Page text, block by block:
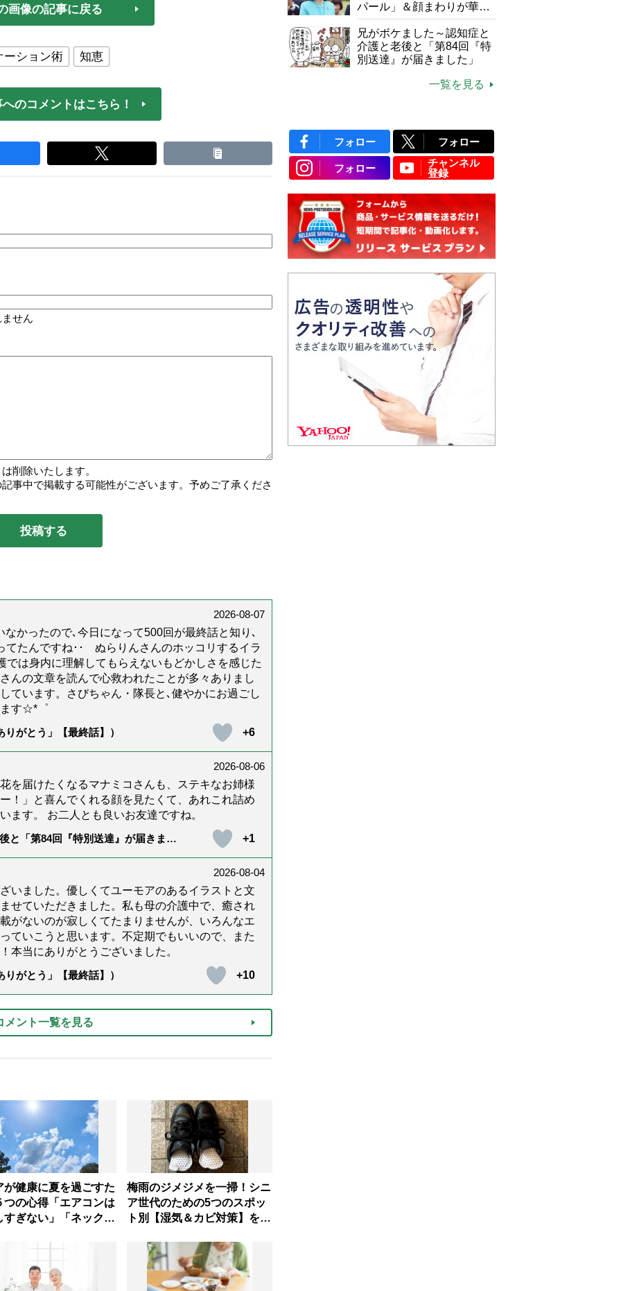
画像の記事に戻る
ーション術 知恵
のコメントはこちら！
せん
削除いたします。
事中で掲載する可能性がございます。予めご了承くださ
2026-08-07
かったので､今日になって500回が最終話と知り､
たんですね･･ ぬらりんさんのホッコリするイラ
は身内に理解してもらえないもどかしさを感じた
んの文章を読んで心救われたことが多々ありまし
ています。さびちゃん・隊長と､健やかにお過ごし
ます☆*゜
がとう」【最終話】）
+6
2026-08-06
を届けたくなるマナミコさんも、ステキなお姉様
！」と喜んでくれる顔を見たくて、あれこれ詰め
ます。 お二人とも良いお友達ですね。
と「第84回『特別送達』が届きまし
+1
2026-08-04
いました。優しくてユーモアのあるイラストと文
せていただきました。私も母の介護中で、癒され
がないのが寂しくてたまりませんが、いろんなエ
ていこうと思います。不定期でもいいので、また
本当にありがとうございました。
がとう」【最終話】）
+10
メント一覧を見る
が健康に夏を過ごすた
つの心得「エアコンは
すぎない」「ネックリ
節約＆家事アドバイザ
梅雨のジメジメを一掃！シニ
ア世代のための5つのスポッ
ト別【湿気＆カビ対策】を家
パール」＆顔まわりが華や
ぐ「揺れる一粒」の使い分
け方
兄がボケました～認知症と
介護と老後と「第84回『特
別送達』が届きました」
一覧を見る
フォロー フォロー
フォロー
チャンネル
登録